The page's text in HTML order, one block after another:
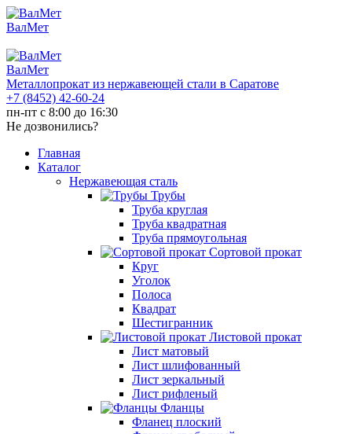
ВалМет
ВалМет
Металлопрокат из нержавеющей стали в Саратове
+7 (8452) 42-60-24
пн-пт с 8:00 до 16:30
Не дозвонились?
Главная
Каталог
Нержавеющая сталь
Трубы
Труба круглая
Труба квадратная
Труба прямоугольная
Сортовой прокат
Круг
Уголок
Полоса
Квадрат
Шестигранник
Листовой прокат
Лист матовый
Лист шлифованный
Лист зеркальный
Лист рифленый
Фланцы
Фланец плоский